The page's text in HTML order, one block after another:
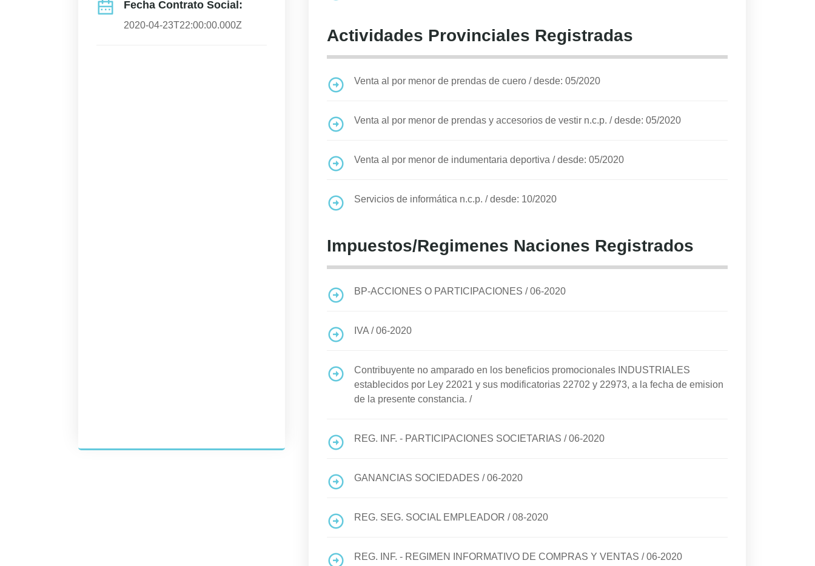
Fecha Contrato Social:
2020-04-23T22:00:00.000Z
Actividades Provinciales Registradas
Venta al por menor de prendas de cuero /desde: 05/2020
Venta al por menor de prendas y accesorios de vestir n.c.p. /desde: 05/2020
Venta al por menor de indumentaria deportiva /desde: 05/2020
Servicios de informática n.c.p. /desde: 10/2020
Impuestos/Regimenes Naciones Registrados
BP-ACCIONES O PARTICIPACIONES /06-2020
IVA /06-2020
Contribuyente no amparado en los beneficios promocionales INDUSTRIALES
establecidos por Ley 22021 y sus modificatorias 22702 y 22973, a la fecha de emision
de la presente constancia. /
REG. INF. - PARTICIPACIONES SOCIETARIAS /06-2020
GANANCIAS SOCIEDADES /06-2020
REG. SEG. SOCIAL EMPLEADOR /08-2020
REG. INF. - REGIMEN INFORMATIVO DE COMPRAS Y VENTAS /06-2020